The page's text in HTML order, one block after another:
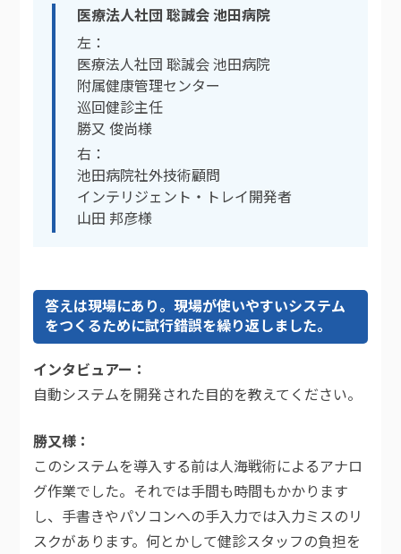
医療法人社団 聡誠会 池田病院
左：
医療法人社団 聡誠会 池田病院
附属健康管理センター
巡回健診主任
勝又 俊尚様
右：
池田病院社外技術顧問
インテリジェント・トレイ開発者
山田 邦彦様
答えは現場にあり。現場が使いやすいシステム
をつくるために試行錯誤を繰り返しました。
インタビュアー
自動システムを開発された目的を教えてください。
勝又様
このシステムを導入する前は人海戦術によるアナロ
グ作業でした。それでは手間も時間もかかります
し、手書きやパソコンへの手入力では入力ミスのリ
スクがあります。何とかして健診スタッフの負担を